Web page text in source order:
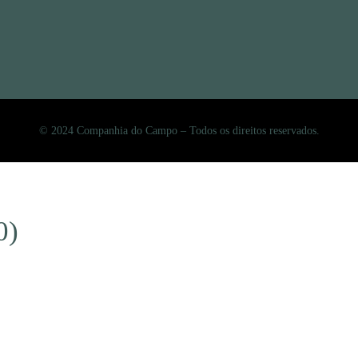
© 2024 Companhia do Campo – Todos os direitos reservados.